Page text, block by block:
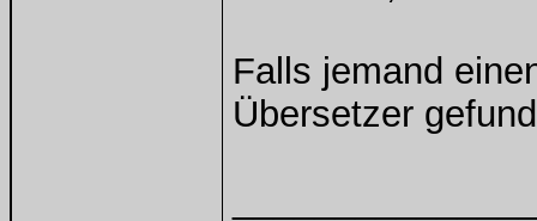
Falls jemand
Übersetzer